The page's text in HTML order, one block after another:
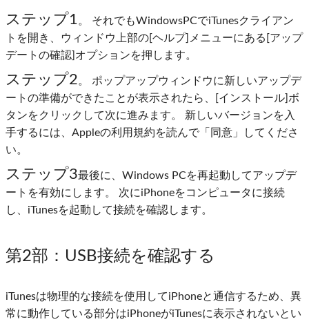
ステップ1 。 それでもWindowsPCでiTunesクライアン
トを開き、ウィンドウ上部の[ヘルプ]メニューにある[アップ
デートの確認]オプションを押します。
ステップ2。 ポップアップウィンドウに新しいアップデ
ートの準備ができたことが表示されたら、[インストール]ボ
タンをクリックして次に進みます。 新しいバージョンを入
手するには、Appleの利用規約を読んで「同意」してくださ
い。
ステップ3最後に、Windows PCを再起動してアップデ
ートを有効にします。 次にiPhoneをコンピュータに接続
し、iTunesを起動して接続を確認します。
第2部 ：USB接続を確認する
iTunesは物理的な接続を使用してiPhoneと通信するため、異
常に動作している部分はiPhoneがiTunesに表示されないとい